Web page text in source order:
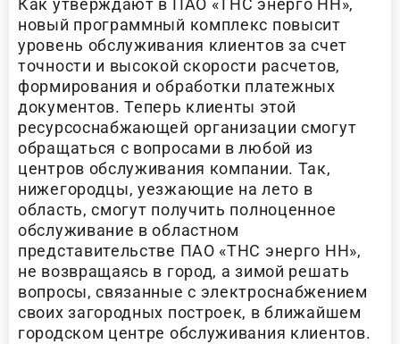
Как утверждают в ПАО «ТНС энерго НН»,
новый программный комплекс повысит
уровень обслуживания клиентов за счет
точности и высокой скорости расчетов,
формирования и обработки платежных
документов. Теперь клиенты этой
ресурсоснабжающей организации смогут
обращаться с вопросами в любой из
центров обслуживания компании. Так,
нижегородцы, уезжающие на лето в
область, смогут получить полноценное
обслуживание в областном
представительстве ПАО «ТНС энерго НН»,
не возвращаясь в город, а зимой решать
вопросы, связанные с электроснабжением
своих загородных построек, в ближайшем
городском центре обслуживания клиентов.